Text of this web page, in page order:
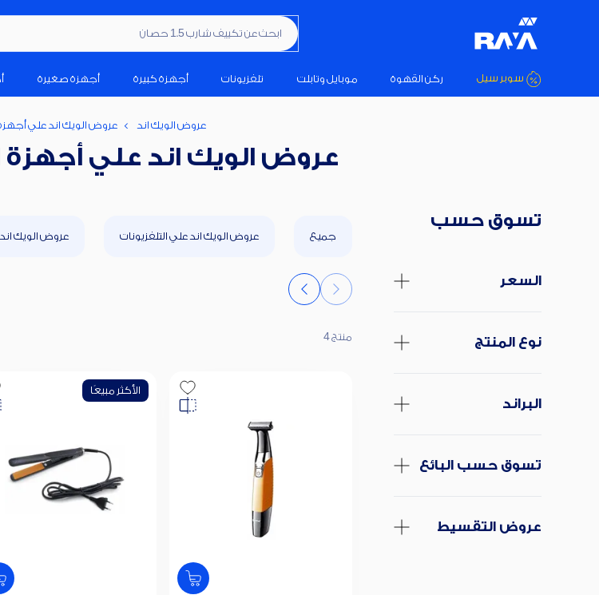
ابحث عن تكييف شارب 1.5 حصان
سوبر سيل ركن القهوة موبايل وتابلت تلفزيونات أجهزة كبيرة أجهزة صغيرة
عروض الويك اند عروض الويك اند علي
عروض الويك اند علي
تسوق حسب
السعر
نوع المنتج
البراند
تسوق حسب البائع
عروض التقسيط
جميع عروض الويك اند علي التلفزيونات عروض الويك
منتج 4
الأكثر مبيعًا